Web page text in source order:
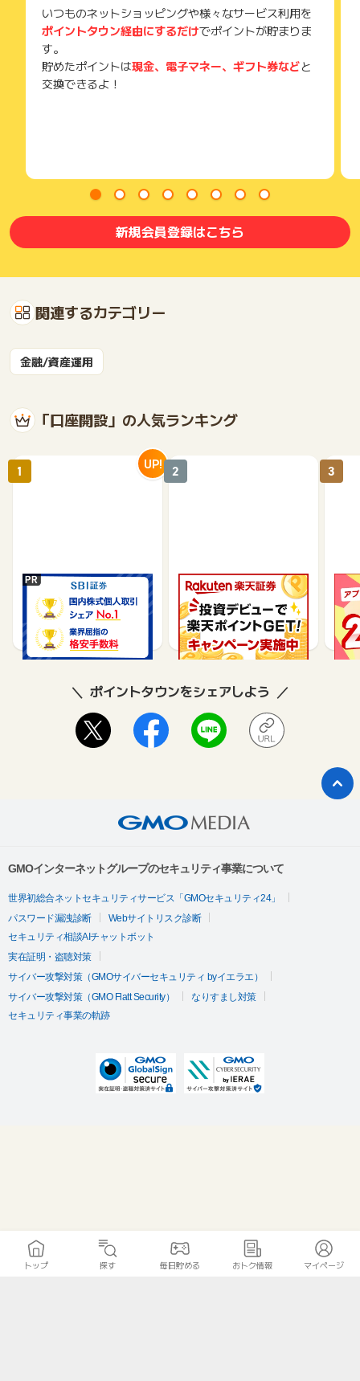
いつものネットショッピングや様々なサービス利用を
ポイントタウン経由にするだけでポイントが貯まりま
す。
貯めたポイントは現金、電子マネー、ギフト券などと
交換できるよ！
新規会員登録はこちら
関連するカテゴリー
金融/資産運用
「口座開設」の人気ランキング
SBI証券【新規口座開設
完了】
9,565 18,600
1 UP!
楽天証券【総合口座開設
完了】
7,500
2
【
行】
3
ポイントタウンをシェアしよう
GMOインターネットグループのセキュリティ事業について
世界初総合ネットセキュリティサービス「GMOセキュリティ24」
パスワード漏洩診断
Webサイトリスク診断
セキュリティ相談AIチャットボット
実在証明・盗聴対策
サイバー攻撃対策（GMOサイバーセキュリティ byイエラエ）
サイバー攻撃対策（GMO Flatt Security）
なりすまし対策
セキュリティ事業の軌跡
トップ 探す 毎日貯める おトク情報 マイページ